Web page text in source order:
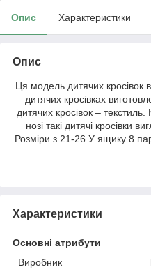
Опис Характеристики
Опис
Ця модель дитячих кросівок
дитячих кросівках
дитячих кросівок – текстиль.
нозі такі дитячі кросівки
Розміри з 21-26 У ящику 8
Характеристики
Основні атрибути
Виробник